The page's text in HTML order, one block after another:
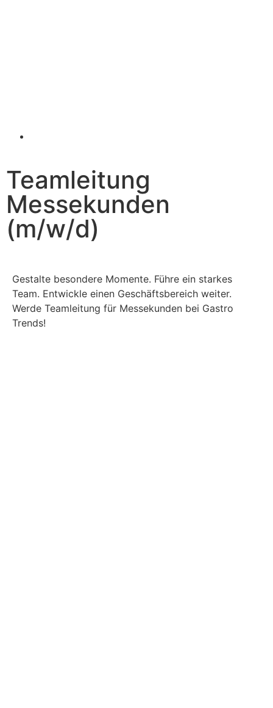
Teamleitung
Messekunden
(m/w/d)
Gestalte besondere Momente. Führe ein starkes
Team. Entwickle einen Geschäftsbereich weiter.
Werde Teamleitung für Messekunden bei Gastro
Trends!